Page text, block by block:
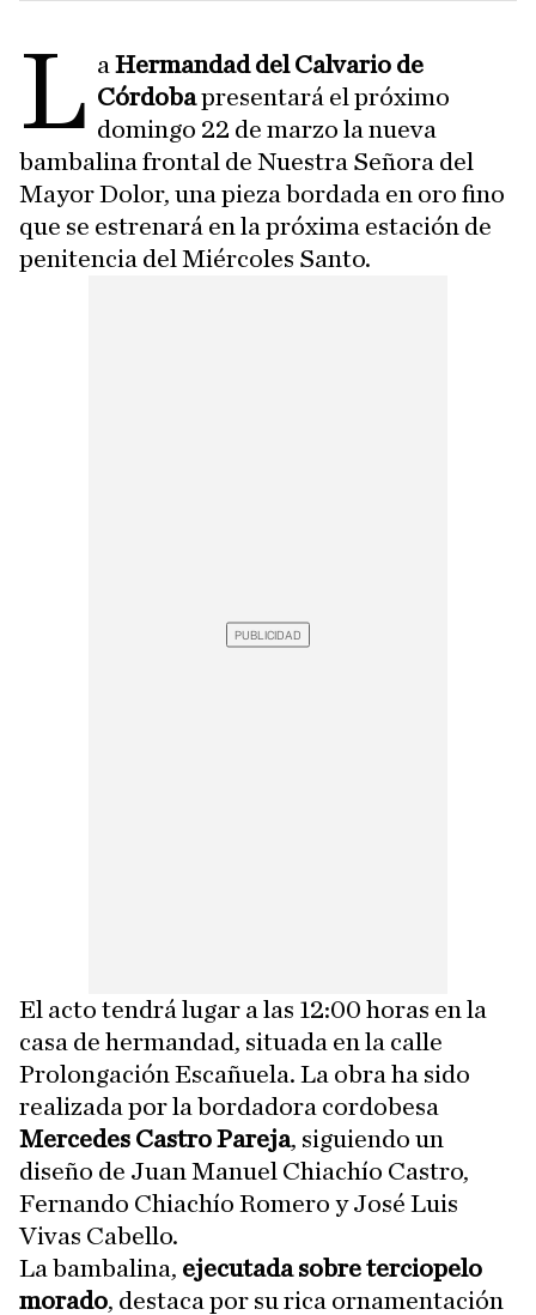
L aHermandad del Calvario de
Córdobapresentará el próximo
domingo 22 de marzo la nueva
bambalina frontal de Nuestra Señora del
Mayor Dolor, una pieza bordada en oro fino
que se estrenará en la próxima estación de
penitencia del Miércoles Santo.
El acto tendrá lugar a las 12:00 horas en la
casa de hermandad, situada en la calle
Prolongación Escañuela. La obra ha sido
realizada por la bordadora cordobesa
Mercedes Castro Pareja, siguiendo un
diseño de Juan Manuel Chiachío Castro,
Fernando Chiachío Romero y José Luis
Vivas Cabello.
La bambalina, ejecutada sobre terciopelo
morado, destaca por su rica ornamentación